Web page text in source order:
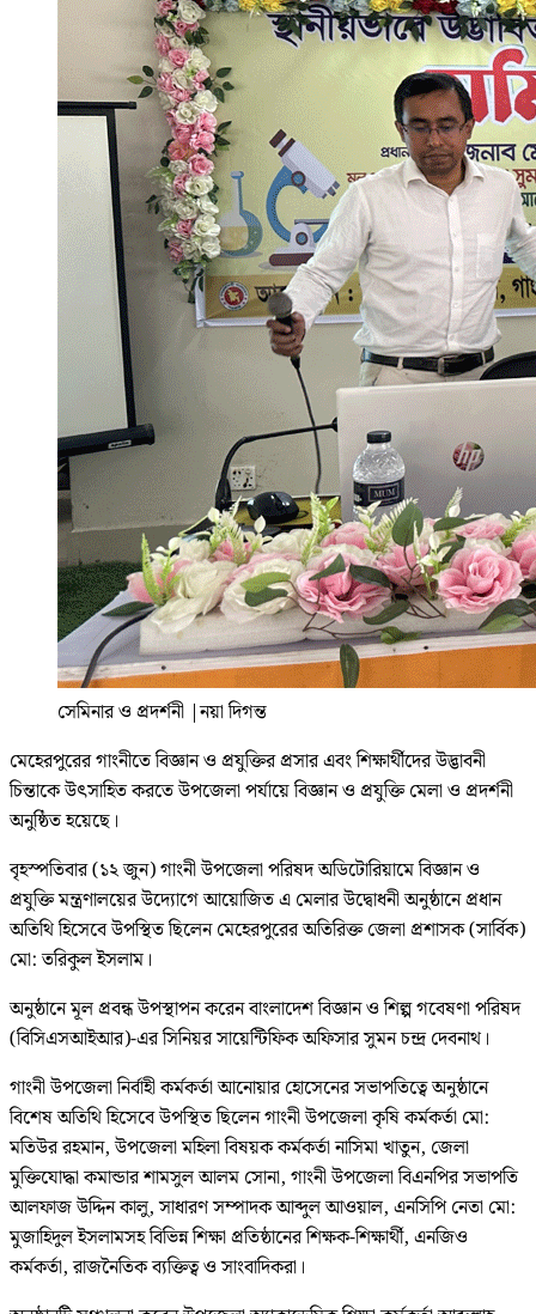
সেমিনার ও প্রদর্শনী |নয়া দিগন্ত
মেহেরপুরের গাংনীতে বিজ্ঞান ও প্রযুক্তির প্রসার এবং শিক্ষার্থীদের উদ্ভাবনী
চিন্তাকে উৎসাহিত করতে উপজেলা পর্যায়ে বিজ্ঞান ও প্রযুক্তি মেলা ও প্রদর্শনী
অনুষ্ঠিত হয়েছে।
বৃহস্পতিবার (১২ জুন) গাংনী উপজেলা পরিষদ অডিটোরিয়ামে বিজ্ঞান ও
প্রযুক্তি মন্ত্রণালয়ের উদ্যোগে আয়োজিত এ মেলার উদ্বোধনী অনুষ্ঠানে প্রধান
অতিথি হিসেবে উপস্থিত ছিলেন মেহেরপুরের অতিরিক্ত জেলা প্রশাসক (সার্বিক)
মো: তরিকুল ইসলাম।
অনুষ্ঠানে মূল প্রবন্ধ উপস্থাপন করেন বাংলাদেশ বিজ্ঞান ও শিল্প গবেষণা পরিষদ
(বিসিএসআইআর)-এর সিনিয়র সায়েন্টিফিক অফিসার সুমন চন্দ্র দেবনাথ।
গাংনী উপজেলা নির্বাহী কর্মকর্তা আনোয়ার হোসেনের সভাপতিত্বে অনুষ্ঠানে
বিশেষ অতিথি হিসেবে উপস্থিত ছিলেন গাংনী উপজেলা কৃষি কর্মকর্তা মো:
মতিউর রহমান, উপজেলা মহিলা বিষয়ক কর্মকর্তা নাসিমা খাতুন, জেলা
মুক্তিযোদ্ধা কমান্ডার শামসুল আলম সোনা, গাংনী উপজেলা বিএনপির সভাপতি
আলফাজ উদ্দিন কালু, সাধারণ সম্পাদক আব্দুল আওয়াল, এনসিপি নেতা মো:
মুজাহিদুল ইসলামসহ বিভিন্ন শিক্ষা প্রতিষ্ঠানের শিক্ষক-শিক্ষার্থী, এনজিও
কর্মকর্তা, রাজনৈতিক ব্যক্তিত্ব ও সাংবাদিকরা।